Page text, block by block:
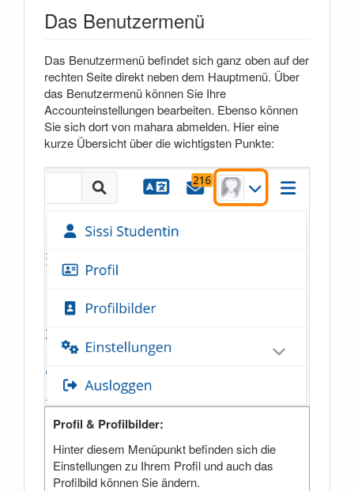
Das Benutzermenü
Das Benutzermenü befindet sich ganz oben auf der
rechten Seite direkt neben dem Hauptmenü. Über
das Benutzermenü können Sie Ihre
Accounteinstellungen bearbeiten. Ebenso können
Sie sich dort von mahara abmelden. Hier eine
kurze Übersicht über die wichtigsten Punkte:
Profil & Profilbilder:
Hinter diesem Menüpunkt befinden sich die
Einstellungen zu Ihrem Profil und auch das
Profilbild können Sie ändern.